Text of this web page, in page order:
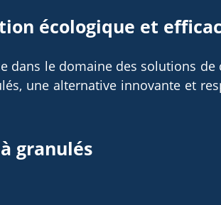
écologique et
dans le domaine des solutions
une alternative innovante et
granulés